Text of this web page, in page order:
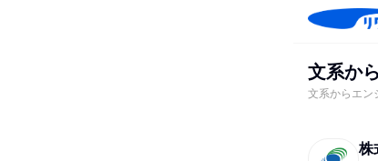
文系か
文系からエン
株